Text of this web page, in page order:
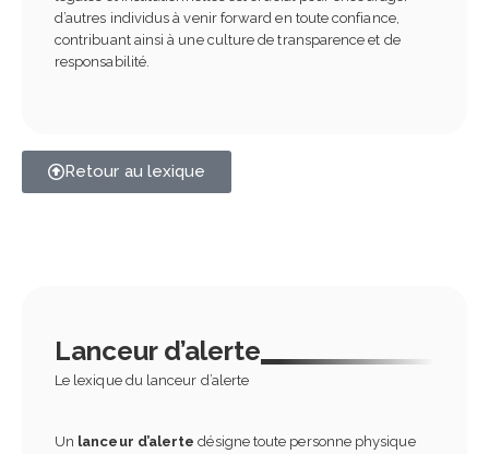
d’autres individus à venir forward en toute confiance,
contribuant ainsi à une culture de transparence et de
responsabilité.
Retour au lexique
Lanceur d’alerte
Le lexique du lanceur d’alerte
Un lanceur d’alerte désigne toute personne physique